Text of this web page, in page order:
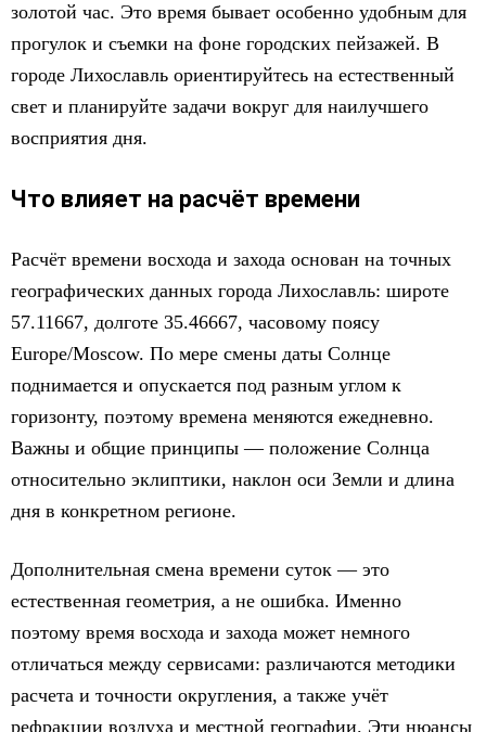
золотой час. Это время бывает особенно удобным для
прогулок и съемки на фоне городских пейзажей. В
городе Лихославль ориентируйтесь на естественный
свет и планируйте задачи вокруг для наилучшего
восприятия дня.
Что влияет на расчёт времени
Расчёт времени восхода и захода основан на точных
географических данных города Лихославль: широте
57.11667, долготе 35.46667, часовому поясу
Europe/Moscow. По мере смены даты Солнце
поднимается и опускается под разным углом к
горизонту, поэтому времена меняются ежедневно.
Важны и общие принципы — положение Солнца
относительно эклиптики, наклон оси Земли и длина
дня в конкретном регионе.
Дополнительная смена времени суток — это
естественная геометрия, а не ошибка. Именно
поэтому время восхода и захода может немного
отличаться между сервисами: различаются методики
расчета и точности округления, а также учёт
рефракции воздуха и местной географии. Эти нюансы